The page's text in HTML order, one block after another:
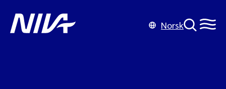
Norsk